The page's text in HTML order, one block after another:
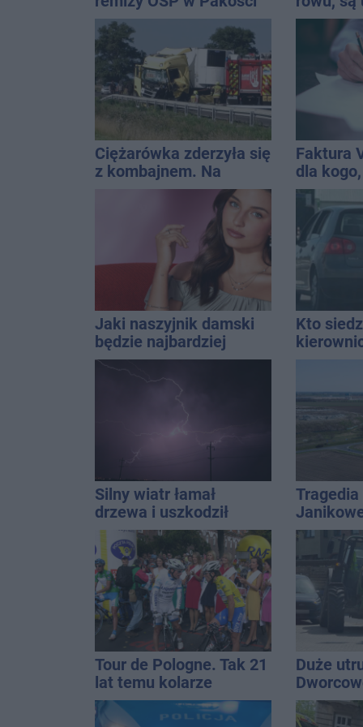
Ciężarówka zderzyła się
z kombajnem. Na
miejscu lądował
Faktura
dla
Jaki naszyjnik damski
będzie najbardziej
uniwersalny? Modele,
które pasują do wielu
Kto
Silny wiatr łamał
drzewa i uszkodził
dach. To nie koniec
ostrzeżeń
Tragedia
Tour de Pologne. Tak 21
lat temu kolarze
startowali z
Inowrocławia
Duże
ciągnika